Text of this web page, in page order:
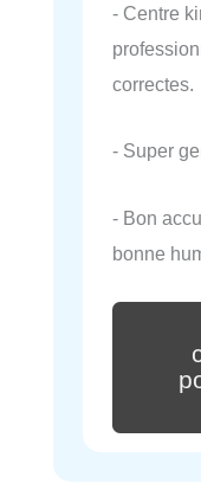
- Centre
correctes.
- Super
- Bon
bonne